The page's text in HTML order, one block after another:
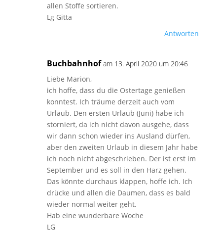
allen Stoffe sortieren.
Lg Gitta
Antworten
Buchbahnhof am 13. April 2020 um 20:46
Liebe Marion,
ich hoffe, dass du die Ostertage genießen
konntest. Ich träume derzeit auch vom
Urlaub. Den ersten Urlaub (Juni) habe ich
storniert, da ich nicht davon ausgehe, dass
wir dann schon wieder ins Ausland dürfen,
aber den zweiten Urlaub in diesem Jahr habe
ich noch nicht abgeschrieben. Der ist erst im
September und es soll in den Harz gehen.
Das könnte durchaus klappen, hoffe ich. Ich
drücke und allen die Daumen, dass es bald
wieder normal weiter geht.
Hab eine wunderbare Woche
LG